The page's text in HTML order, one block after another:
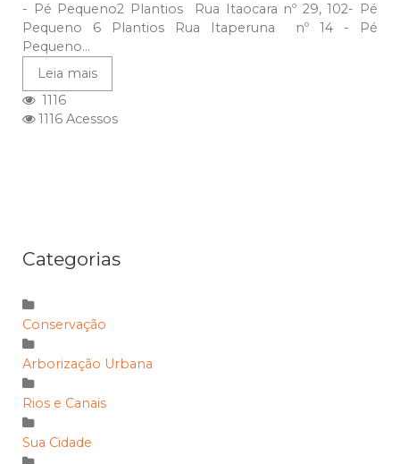
- Pé Pequeno2 Plantios Rua Itaocara nº 29, 102- Pé
Pequeno 6 Plantios Rua Itaperuna nº 14 - Pé
Pequeno...
Leia mais
1116
1116 Acessos
Categorias
Conservação
Arborização Urbana
Rios e Canais
Sua Cidade